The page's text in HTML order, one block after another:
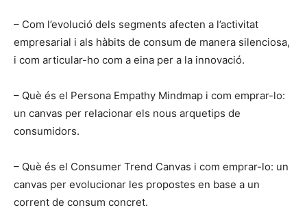
– Com l’evolució dels segments afecten a l’activitat
empresarial i als hàbits de consum de manera silenciosa,
i com articular-ho com a eina per a la innovació.
– Què és el Persona Empathy Mindmap i com emprar-lo:
un canvas per relacionar els nous arquetips de
consumidors.
– Què és el Consumer Trend Canvas i com emprar-lo: un
canvas per evolucionar les propostes en base a un
corrent de consum concret.